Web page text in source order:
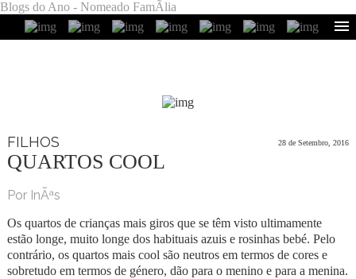
Blogs do Ano - Nomeado FamÃ­lia
FILHOS 28 de Setembro, 2016
QUARTOS COOL
Por InÃªs
Os quartos de crianças mais giros que se têm visto ultimamente
estão longe, muito longe dos habituais azuis e rosinhas bebé. Pelo
contrário, os quartos mais cool são neutros em termos de cores e
sobretudo em termos de género, dão para o menino e para a menina.